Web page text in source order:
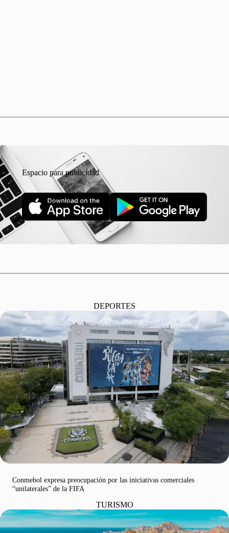
Espacio para publicidad
DEPORTES
Conmebol expresa preocupación por las iniciativas comerciales
“unilaterales” de la FIFA
TURISMO